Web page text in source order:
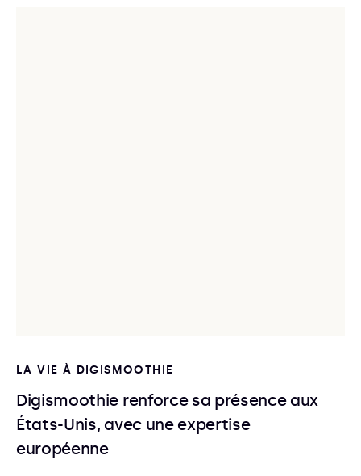
LA VIE À DIGISMOOTHIE
Digismoothie renforce sa présence aux
États-Unis, avec une expertise
européenne